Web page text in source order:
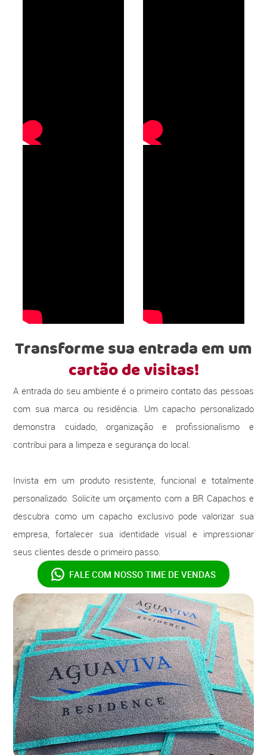
Transforme sua entrada em um
cartão de visitas!
A entrada do seu ambiente é o primeiro contato das pessoas
com sua marca ou residência. Um capacho personalizado
demonstra cuidado, organização e profissionalismo e
contribui para a limpeza e segurança do local.
Invista em um produto resistente, funcional e totalmente
personalizado. Solicite um orçamento com a BR Capachos e
descubra como um capacho exclusivo pode valorizar sua
empresa, fortalecer sua identidade visual e impressionar
seus clientes desde o primeiro passo.
FALE COM NOSSO TIME DE VENDAS